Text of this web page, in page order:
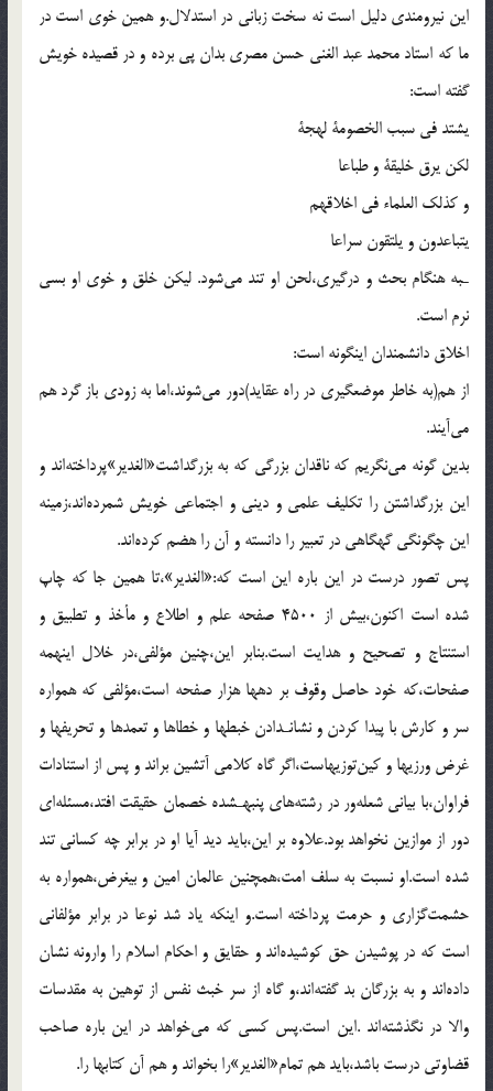
اين نيرومندى دليل است نه سخت زبانى در استدلال.و همين خوى است در
ما كه استاد محمد عبد الغنى حسن مصرى بدان پى برده و در قصيده خويش
گفته است:
يشتد فى سبب الخصومة لهجة
لكن يرق خليقة و طباعا
و كذلك العلماء فى اخلاقهم‌
يتباعدون و يلتقون سراعا
ـبه هنگام بحث و درگيرى،لحن او تند مى‌شود. ليكن خلق و خوى او بسى
نرم است.
اخلاق دانشمندان اينگونه است:
از هم(به خاطر موضعگيرى در راه عقايد)دور مى‌شوند،اما به زودى باز گرد هم
مى‌آيند.
بدين گونه مى‌نگريم كه ناقدان بزرگى كه به بزرگداشت«الغدير»پرداخته‌اند و
اين بزرگداشتن را تكليف علمى و دينى و اجتماعى خويش شمرده‌اند،زمينه
اين چگونگى گهگاهى در تعبير را دانسته و آن را هضم كرده‌اند.
پس تصور درست در اين باره اين است كه:«الغدير»،تا همين جا كه چاپ
شده است اكنون،بيش از 4500 صفحه علم و اطلاع و مأخذ و تطبيق و
استنتاج و تصحيح و هدايت است.بنابر اين،چنين مؤلفى،در خلال اينهمه
صفحات،كه خود حاصل وقوف بر دهها هزار صفحه است،مؤلفى كه همواره
سر و كارش با پيدا كردن و نشانـدادن خبطها و خطاها و تعمدها و تحريفها و
غرض ورزيها و كين‌توزيهاست،اگر گاه كلامى آتشين براند و پس از استنادات
فراوان،با بيانى شعله‌ور در رشته‌هاى پنبهـشده خصمان حقيقت افتد،مسئله‌اى
دور از موازين نخواهد بود.علاوه بر اين،بايد ديد آيا او در برابر چه كسانى تند
شده است.او نسبت به سلف امت،همچنين عالمان امين و بيغرض،همواره به
حشمت‌گزارى و حرمت پرداخته است.و اينكه ياد شد نوعا در برابر مؤلفانى
است كه در پوشيدن حق كوشيده‌اند و حقايق و احكام اسلام را وارونه نشان
داده‌اند و به بزرگان بد گفته‌اند،و گاه از سر خبث نفس از توهين به مقدسات
والا در نگذشته‌اند .اين است.پس كسى كه مى‌خواهد در اين باره صاحب
قضاوتى درست باشد،بايد هم تمام«الغدير»را بخواند و هم آن كتابها را.